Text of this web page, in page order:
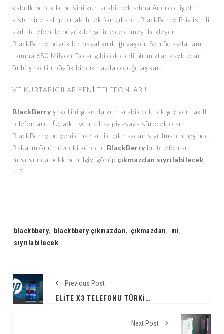
kabullenerek kendisini kurtarabilmek adına Android işletim
sistemine sahip bir akıllı telefon çıkardı. BlackBerry Priv isimli
akıllı telefon ile büyük bir gelir elde etmeyi bekleyen
BlackBerry büyük bir hayal kırıklığı yaşadı. Son üç ayda tamı
tamına 650 Milyon Dolar gibi çok ciddi bir miktar kaybı olan
ünlü şirketin büyük bir çıkmazda olduğu aşikar…
VE KURTARICILAR YENİ TELEFONLAR !
BlackBerry şirketini şuan da kurtarabilecek tek şey yeni akıllı
telefonları… Üç adet yeni cihaz piyasaya sürecek olan
BlackBerry bu yeni cihazları ile çıkmazdan sıyrılmanın peşinde.
Bakalım önümüzdeki süreçte BlackBerry bu telefonları
hususunda beklenen ilgiyi görüp çıkmazdan sıyrılabilecek
mi?
Tags:
blackbbery, blackbbery çıkmazdan, çıkmazdan, mi,
sıyrılabilecek
Previous Post
ELITE X3 TELEFONU TÜRKIYE'YE GELECEK MI?
Next Post